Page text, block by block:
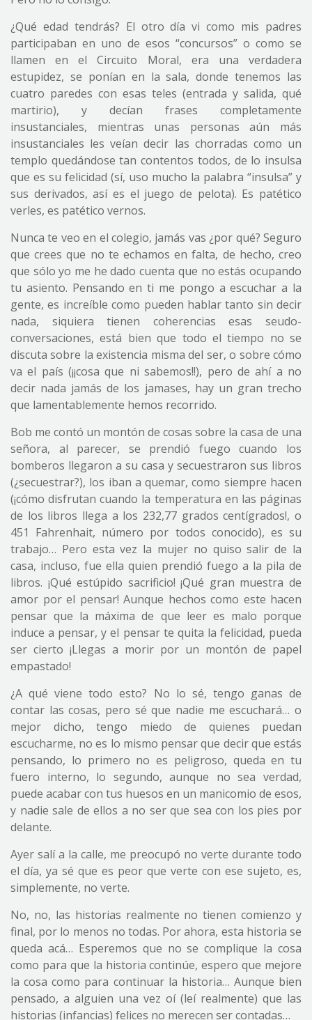
¿Qué edad tendrás? El otro día vi como mis padres
participaban en uno de esos “concursos” o como se
llamen en el Circuito Moral, era una verdadera
estupidez, se ponían en la sala, donde tenemos las
cuatro paredes con esas teles (entrada y salida, qué
martirio), y decían frases completamente
insustanciales, mientras unas personas aún más
insustanciales les veían decir las chorradas como un
templo quedándose tan contentos todos, de lo insulsa
que es su felicidad (sí, uso mucho la palabra “insulsa” y
sus derivados, así es el juego de pelota). Es patético
verles, es patético vernos.
Nunca te veo en el colegio, jamás vas ¿por qué? Seguro
que crees que no te echamos en falta, de hecho, creo
que sólo yo me he dado cuenta que no estás ocupando
tu asiento. Pensando en ti me pongo a escuchar a la
gente, es increíble como pueden hablar tanto sin decir
nada, siquiera tienen coherencias esas seudo-
conversaciones, está bien que todo el tiempo no se
discuta sobre la existencia misma del ser, o sobre cómo
va el país (¡¡cosa que ni sabemos!!), pero de ahí a no
decir nada jamás de los jamases, hay un gran trecho
que lamentablemente hemos recorrido.
Bob me contó un montón de cosas sobre la casa de una
señora, al parecer, se prendió fuego cuando los
bomberos llegaron a su casa y secuestraron sus libros
(¿secuestrar?), los iban a quemar, como siempre hacen
(¡cómo disfrutan cuando la temperatura en las páginas
de los libros llega a los 232,77 grados centígrados!, o
451 Fahrenhait, número por todos conocido), es su
trabajo… Pero esta vez la mujer no quiso salir de la
casa, incluso, fue ella quien prendió fuego a la pila de
libros. ¡Qué estúpido sacrificio! ¡Qué gran muestra de
amor por el pensar! Aunque hechos como este hacen
pensar que la máxima de que leer es malo porque
induce a pensar, y el pensar te quita la felicidad, pueda
ser cierto ¡Llegas a morir por un montón de papel
empastado!
¿A qué viene todo esto? No lo sé, tengo ganas de
contar las cosas, pero sé que nadie me escuchará… o
mejor dicho, tengo miedo de quienes puedan
escucharme, no es lo mismo pensar que decir que estás
pensando, lo primero no es peligroso, queda en tu
fuero interno, lo segundo, aunque no sea verdad,
puede acabar con tus huesos en un manicomio de esos,
y nadie sale de ellos a no ser que sea con los pies por
delante.
Ayer salí a la calle, me preocupó no verte durante todo
el día, ya sé que es peor que verte con ese sujeto, es,
simplemente, no verte.
No, no, las historias realmente no tienen comienzo y
final, por lo menos no todas. Por ahora, esta historia se
queda acá… Esperemos que no se complique la cosa
como para que la historia continúe, espero que mejore
la cosa como para continuar la historia… Aunque bien
pensado, a alguien una vez oí (leí realmente) que las
historias (infancias) felices no merecen ser contadas…